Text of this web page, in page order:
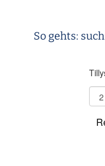
So gehts: